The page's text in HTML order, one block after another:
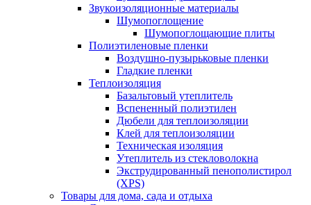
Звукоизоляционные материалы
Шумопоглощение
Шумопоглощающие плиты
Полиэтиленовые пленки
Воздушно-пузырьковые пленки
Гладкие пленки
Теплоизоляция
Базальтовый утеплитель
Вспененный полиэтилен
Дюбели для теплоизоляции
Клей для теплоизоляции
Техническая изоляция
Утеплитель из стекловолокна
Экструдированный пенополистирол
(XPS)
Товары для дома, сада и отдыха